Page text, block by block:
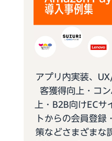
アプリ内実装、
客獲得向上・コ
上・B2B向けEC
トからの会員登録
策などさまざまな